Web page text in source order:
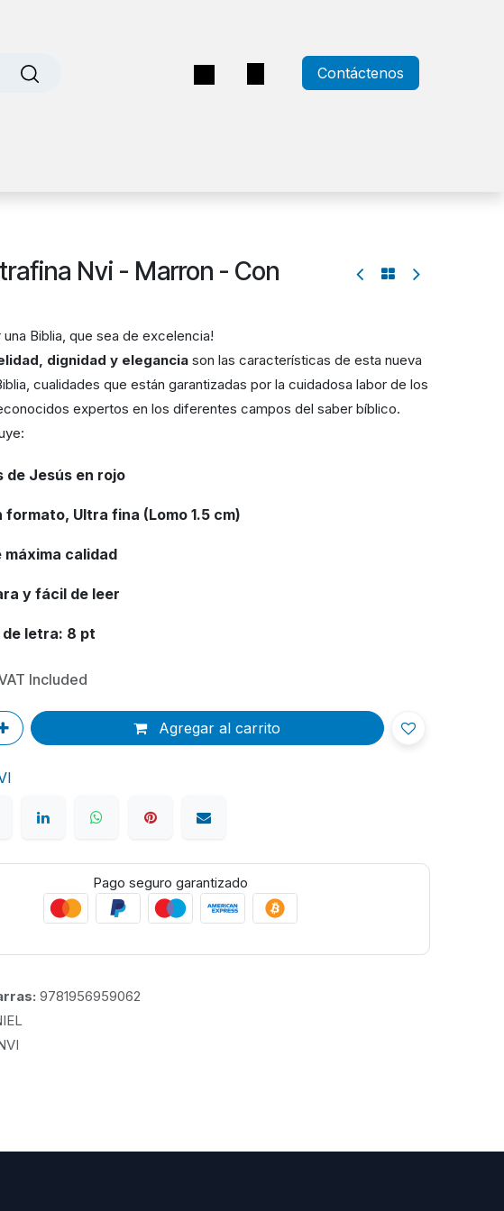
Contáctenos
Nvi - Marron - Con
una Biblia, que sea de excelencia!
dignidad y elegancia son las características de esta nueva
cualidades que están garantizadas por la cuidadosa labor de los
expertos en los diferentes campos del saber bíblico.
de Jesús en rojo
formato, Ultra fina (Lomo 1.5 cm)
máxima calidad
y fácil de leer
de letra: 8 pt
Included
Agregar al carrito
Pago seguro garantizado
9781956959062